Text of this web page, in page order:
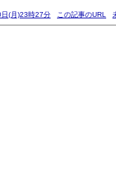
(月)23時27分 この記事のURL